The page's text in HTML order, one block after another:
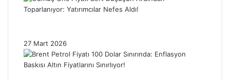
27 Mart 2026